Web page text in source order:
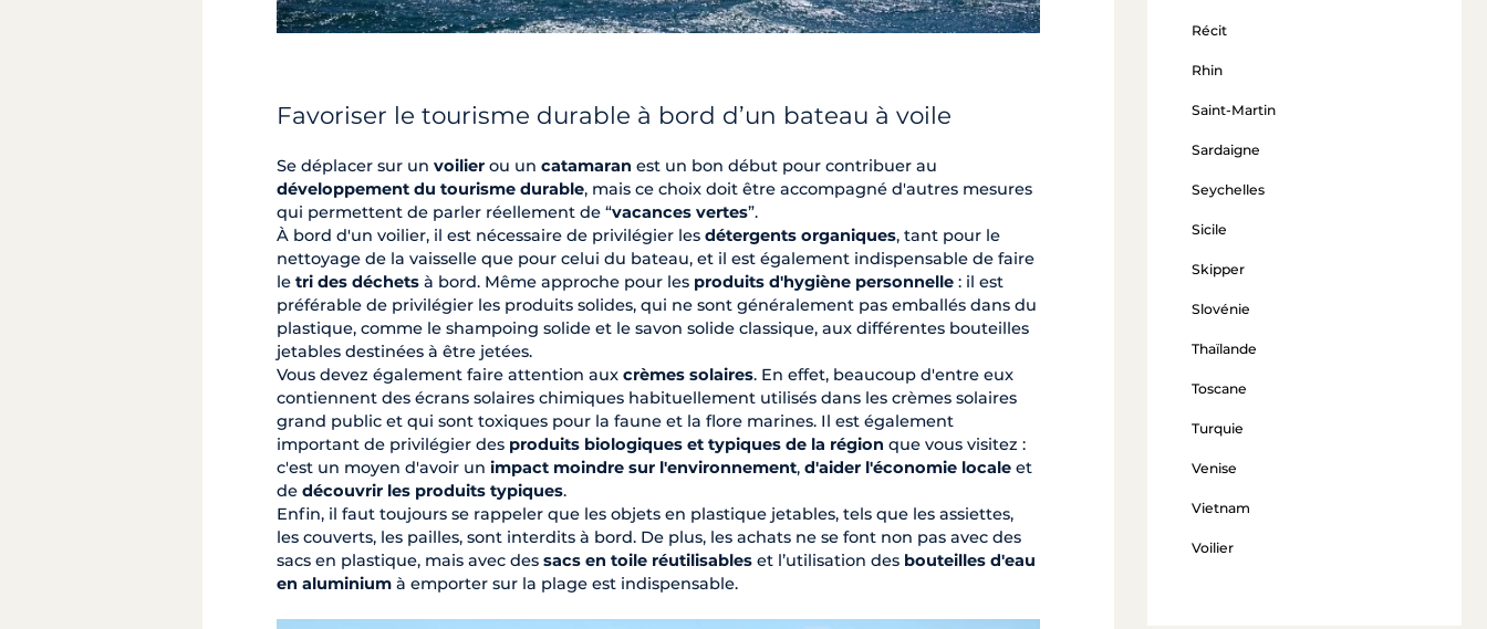
Favoriser le tourisme durable à bord d’un bateau à voile
Se déplacer sur un voilier ou un catamaran est un bon début pour contribuer au
développement du tourisme durable, mais ce choix doit être accompagné d'autres mesures
qui permettent de parler réellement de “vacances vertes”.
À bord d'un voilier, il est nécessaire de privilégier les détergents organiques, tant pour le
nettoyage de la vaisselle que pour celui du bateau, et il est également indispensable de faire
le tri des déchets à bord. Même approche pour les produits d'hygiène personnelle : il est
préférable de privilégier les produits solides, qui ne sont généralement pas emballés dans du
plastique, comme le shampoing solide et le savon solide classique, aux différentes bouteilles
jetables destinées à être jetées.
Vous devez également faire attention aux crèmes solaires. En effet, beaucoup d'entre eux
contiennent des écrans solaires chimiques habituellement utilisés dans les crèmes solaires
grand public et qui sont toxiques pour la faune et la flore marines. Il est également
important de privilégier des produits biologiques et typiques de la région que vous visitez :
c'est un moyen d'avoir un impact moindre sur l'environnement, d'aider l'économie locale et
de découvrir les produits typiques.
Enfin, il faut toujours se rappeler que les objets en plastique jetables, tels que les assiettes,
les couverts, les pailles, sont interdits à bord. De plus, les achats ne se font non pas avec des
sacs en plastique, mais avec des sacs en toile réutilisables et l’utilisation des bouteilles d'eau
en aluminium à emporter sur la plage est indispensable.
Récit
Rhin
Saint-Martin
Sardaigne
Seychelles
Sicile
Skipper
Slovénie
Thaïlande
Toscane
Turquie
Venise
Vietnam
Voilier